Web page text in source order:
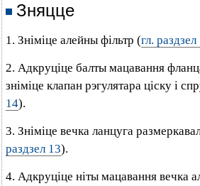
Зняцце
1. Зніміце алейны фільтр (гл.
2. Адкруціце балты мацавання
зніміце клапан рэгулятара ціску і
14).
3. Зніміце вечка ланцуга
раздзел 13).
4. Адкруціце ніты мацавання вечка